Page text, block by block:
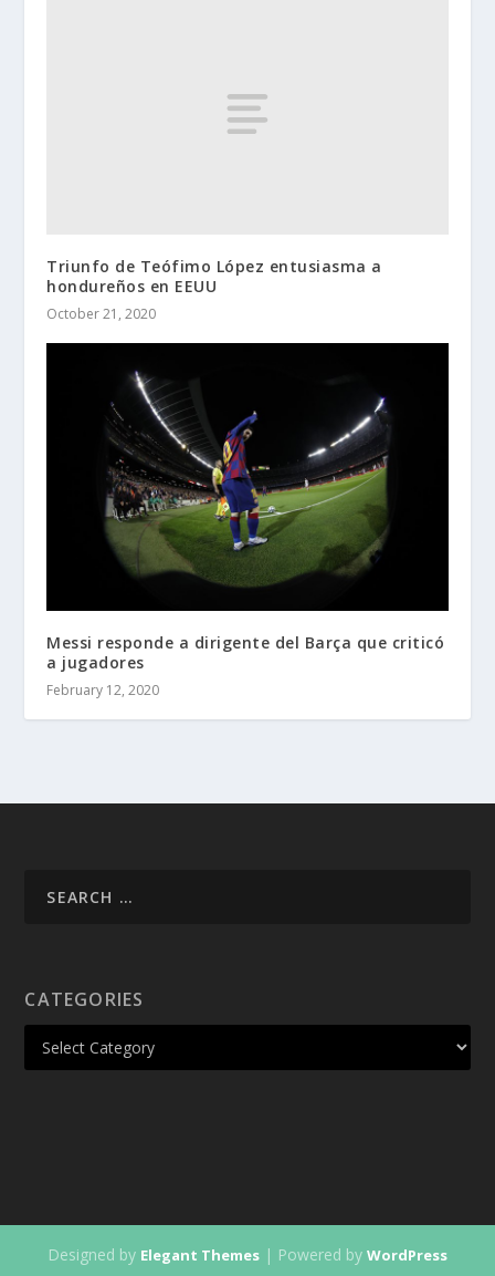
Triunfo de Teófimo López entusiasma a
hondureños en EEUU
October 21, 2020
Messi responde a dirigente del Barça que criticó
a jugadores
February 12, 2020
CATEGORIES
Designed by Elegant Themes | Powered by WordPress